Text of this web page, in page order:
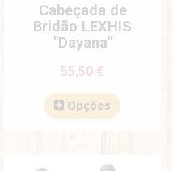
Cabeçada de
Bridão LEXHIS
"Dayana"
55,50 €
Opções